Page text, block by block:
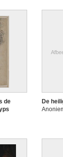
Paul
de
De